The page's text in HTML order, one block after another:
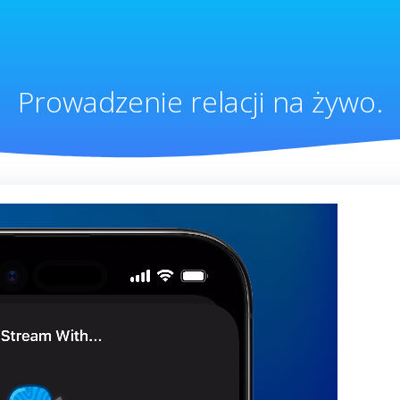
Prowadzenie relacji na żywo.